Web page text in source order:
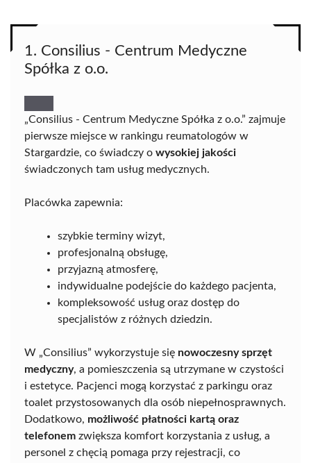
1. Consilius - Centrum Medyczne
Spółka z o.o.
„Consilius - Centrum Medyczne Spółka z o.o.” zajmuje
pierwsze miejsce w rankingu reumatologów w
Stargardzie, co świadczy o wysokiej jakości
świadczonych tam usług medycznych.
Placówka zapewnia:
szybkie terminy wizyt,
profesjonalną obsługę,
przyjazną atmosferę,
indywidualne podejście do każdego pacjenta,
kompleksowość usług oraz dostęp do
specjalistów z różnych dziedzin.
W „Consilius” wykorzystuje się nowoczesny sprzęt
medyczny, a pomieszczenia są utrzymane w czystości
i estetyce. Pacjenci mogą korzystać z parkingu oraz
toalet przystosowanych dla osób niepełnosprawnych.
Dodatkowo, możliwość płatności kartą oraz
telefonem zwiększa komfort korzystania z usług, a
personel z chęcią pomaga przy rejestracji, co